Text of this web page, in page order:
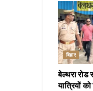
बिहार
बेल्थरा रोड
यात्रियों